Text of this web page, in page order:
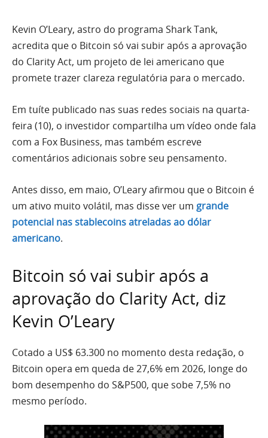
Kevin O’Leary, astro do programa Shark Tank,
acredita que o Bitcoin só vai subir após a aprovação
do Clarity Act, um projeto de lei americano que
promete trazer clareza regulatória para o mercado.
Em tuíte publicado nas suas redes sociais na quarta-
feira (10), o investidor compartilha um vídeo onde fala
com a Fox Business, mas também escreve
comentários adicionais sobre seu pensamento.
Antes disso, em maio, O’Leary afirmou que o Bitcoin é
um ativo muito volátil, mas disse ver um grande
potencial nas stablecoins atreladas ao dólar
americano.
Bitcoin só vai subir após a
aprovação do Clarity Act, diz
Kevin O’Leary
Cotado a US$ 63.300 no momento desta redação, o
Bitcoin opera em queda de 27,6% em 2026, longe do
bom desempenho do S&P500, que sobe 7,5% no
mesmo período.